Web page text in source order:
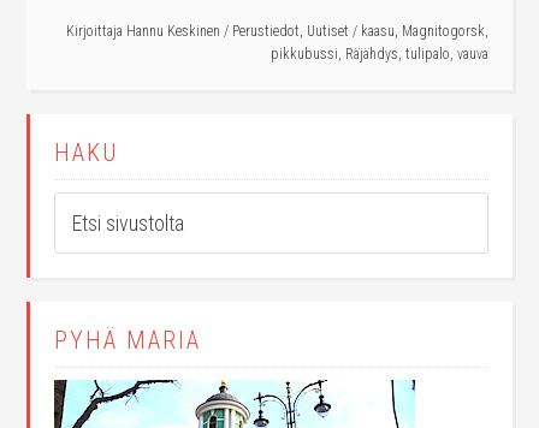
Kirjoittaja Hannu Keskinen / Perustiedot, Uutiset / kaasu, Magnitogorsk,
pikkubussi, Räjähdys, tulipalo, vauva
HAKU
PYHÄ MARIA